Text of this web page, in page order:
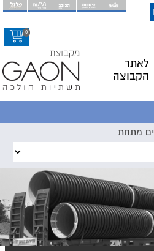
0
לאתר
הקבוצה
מתחת